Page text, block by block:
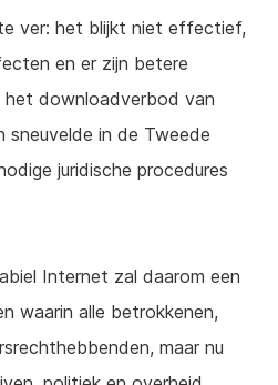
ver: het blijkt niet effectief,
en er zijn betere
downloadverbod van
sneuvelde in de Tweede
juridische procedures
Internet zal daarom een
waarin alle betrokkenen,
maar nu